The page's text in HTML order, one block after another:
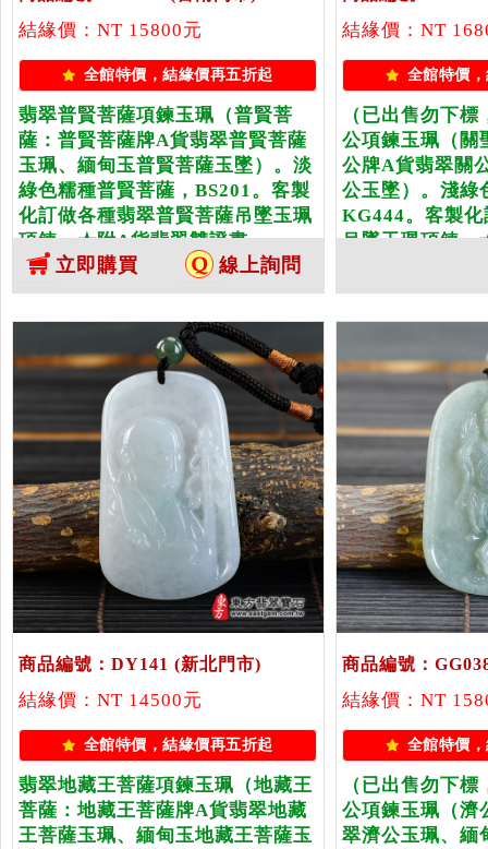
結緣價：NT 15800元
全館特價，結緣價再五折起
翡翠普賢菩薩項鍊玉珮（普賢菩
薩：普賢菩薩牌A貨翡翠普賢菩薩
玉珮、緬甸玉普賢菩薩玉墜）。淡
綠色糯種普賢菩薩，BS201。客製
化訂做各種翡翠普賢菩薩吊墜玉珮
項鍊。★附A貨翡翠雙證書
立即購買 線上詢問
結緣價：NT
全館特價
（已出售勿下
公項鍊玉珮（關
公牌A貨翡翠關
公玉墜）。淺綠
KG444。客製
吊墜玉珮項鍊
商品編號：DY141 (新北門市)
結緣價：NT 14500元
全館特價，結緣價再五折起
翡翠地藏王菩薩項鍊玉珮（地藏王
菩薩：地藏王菩薩牌A貨翡翠地藏
王菩薩玉珮、緬甸玉地藏王菩薩玉
商品編號：
結緣價：NT
全館特價
（已出售勿下
公項鍊玉珮（濟
翠濟公玉珮、緬